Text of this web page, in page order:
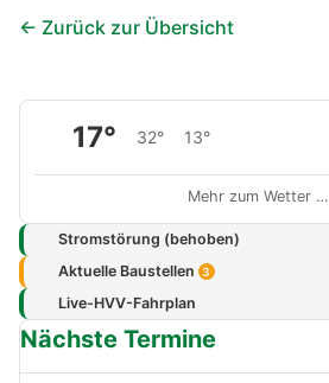
← Zurück zur Übersicht
17° 32° 13°
Mehr zum Wetter …
Stromstörung (behoben)
Aktuelle Baustellen 3
Live-HVV-Fahrplan
Nächste Termine